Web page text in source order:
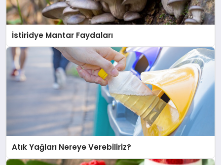
İstiridye Mantar Faydaları
Atık Yağları Nereye Verebiliriz?